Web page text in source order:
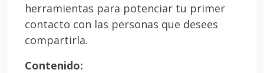
herramientas para potenciar tu primer
contacto con las personas que desees
compartirla.
Contenido: